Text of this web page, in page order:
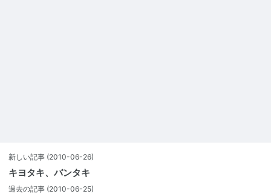
新しい記事 (2010-06-26)
キヨタキ、バンタキ
過去の記事 (2010-06-25)